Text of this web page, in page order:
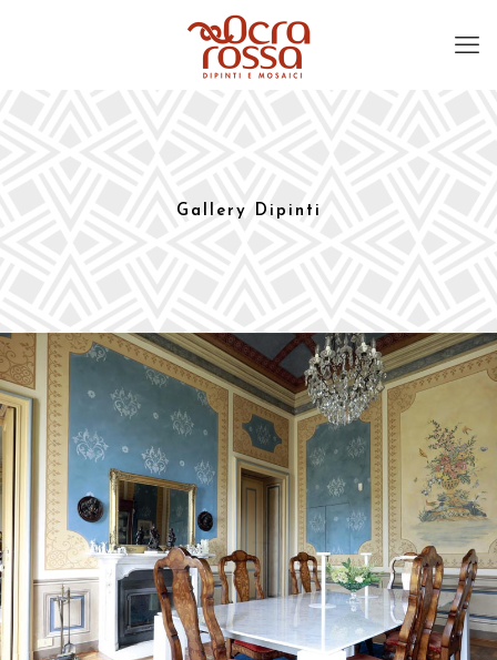
Gallery Dipinti
Restauro dipinti parietali